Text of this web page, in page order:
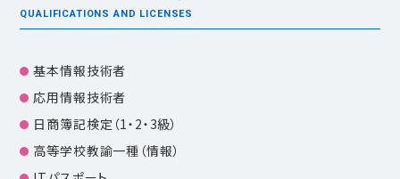
QUALIFICATIONS AND LICENSES
基本情報技術者
応用情報技術者
日商簿記検定（1・2・3級）
高等学校教諭一種（情報）